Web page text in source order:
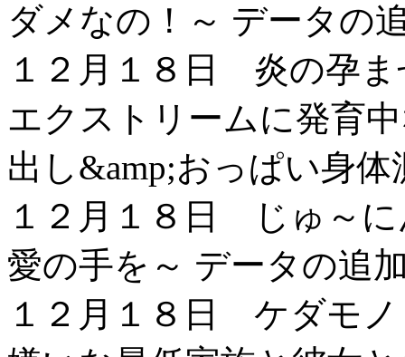
ダメなの！～ データの
１２月１８日 炎の孕ま
エクストリームに発育
出し&amp;おっぱい身
１２月１８日 じゅ～
愛の手を～ データの追
１２月１８日 ケダモ